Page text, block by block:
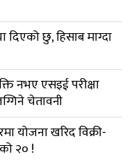
छु, हिसाब माग्दा
नभए एसइई परीक्षा
चेतावनी
योजना खरिद विक्री-
२० !